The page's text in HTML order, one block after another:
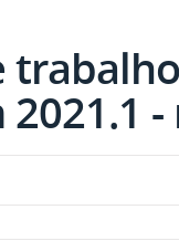
2021.1